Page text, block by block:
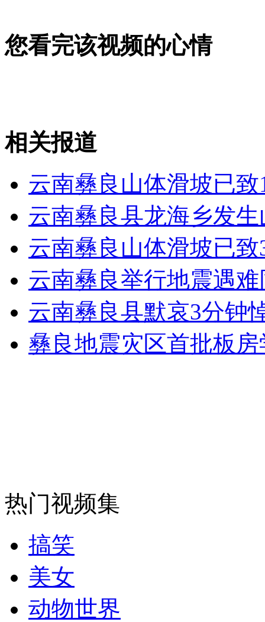
超萌宝贝爱<江南Style>一听就不哭
山西运城恶犬咬伤多人 警民合力深夜将其击毙
女孩北京地铁殴打老人 痛下狠手拳打脚踢
无痛分娩是否安全 医生回应
外交部：反对强权政治霸凌主义
外交部：有关国家言论片面不公正
消防员救轻生者 花炮节热闹非凡
司机酒驾遇交警 急速倒车逃窜
您看完该视频的心情
相关报道
云南彝良山体滑坡已
云南彝良县龙海乡发
云南彝良山体滑坡已
云南彝良举行地震遇
云南彝良县默哀3分钟
彝良地震灾区首批板
热门视频集
搞笑
美女
动物世界